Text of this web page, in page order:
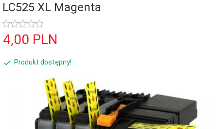
LC525 XL Magenta
4,00 PLN
Produkt dostępny!